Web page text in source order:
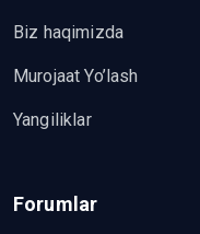
Biz haqimizda
Murojaat Yo’lash
Yangiliklar
Forumlar